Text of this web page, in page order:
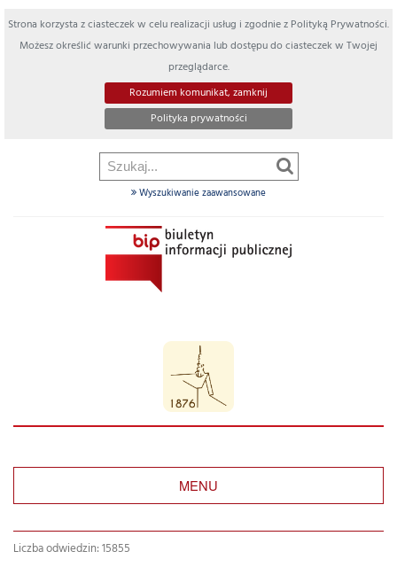
Strona korzysta z ciasteczek w celu realizacji usług i zgodnie z Polityką Prywatności.
Możesz określić warunki przechowywania lub dostępu do ciasteczek w Twojej
przeglądarce.
Rozumiem komunikat, zamknij
Polityka prywatności
Wyszukiwanie zaawansowane
MENU
Liczba odwiedzin: 15855